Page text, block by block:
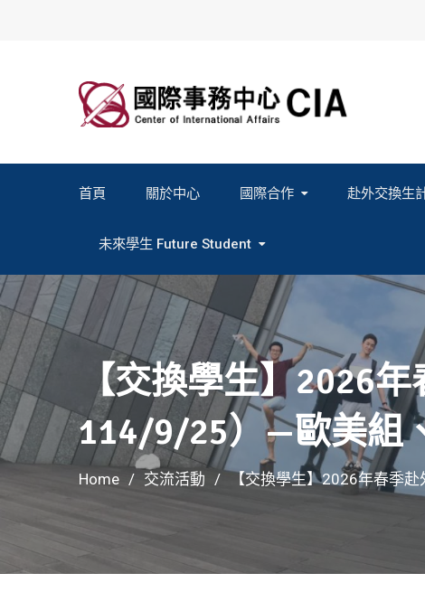
首頁 關於中心 國際合作 赴外交換生
未來學生 Future Student
【交換學生】2026
114/9/25）—歐美組
Home 交流活動 【交換學生】2026年春季